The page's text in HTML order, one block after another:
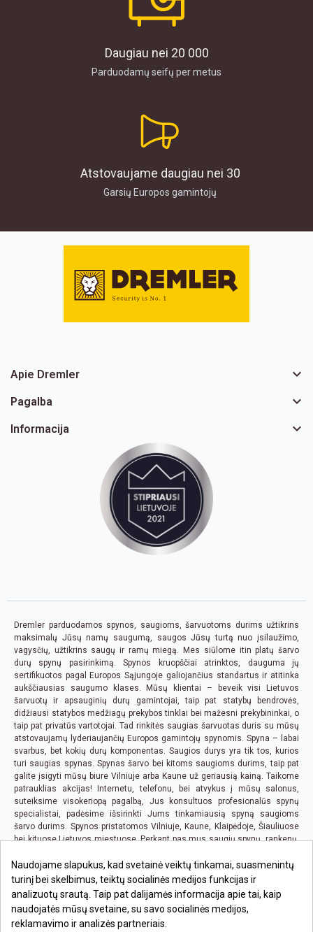
Daugiau nei 20 000
Parduodamų seifų per metus
Atstovaujame daugiau nei 30
Garsių Europos gamintojų
Apie Dremler 
Pagalba 
Informacija 
Dremler parduodamos spynos, saugioms, šarvuotoms durims užtikrins
maksimalų Jūsų namų saugumą, saugos Jūsų turtą nuo įsilaužimo,
vagysčių, užtikrins saugų ir ramų miegą. Mes siūlome itin platų šarvo
durų spynų pasirinkimą. Spynos kruopščiai atrinktos, dauguma jų
sertifikuotos pagal Europos Sąjungoje galiojančius standartus ir atitinka
aukščiausias saugumo klases. Mūsų klientai – beveik visi Lietuvos
šarvuotų ir apsauginių durų gamintojai, taip pat statybų bendrovės,
didžiausi statybos medžiagų prekybos tinklai bei mažesni prekybininkai, o
taip pat privatūs vartotojai. Tad rinkitės saugias šarvuotas duris su mūsų
atstovaujamų lyderiaujančių Europos gamintojų spynomis. Spyna – labai
svarbus, bet kokių durų komponentas. Saugios durys yra tik tos, kurios
turi saugias spynas. Spynas šarvo bei kitoms saugioms durims, taip pat
galite įsigyti mūsų biure Vilniuje arba Kaune už geriausią kainą. Taikome
patrauklias akcijas! Internetu, telefonu, bei atvykus į mūsų salonus,
suteiksime visokeriopą pagalbą, Jus konsultuos profesionalūs spynų
specialistai, padėsime išsirinkti Jums tinkamiausią spyną saugioms
šarvo durims. Spynos pristatomos Vilniuje, Kaune, Klaipėdoje, Šiauliuose
bei kituose Lietuvos miestuose. Perkant pas mus saugių spynų, rankenų,
Jūsų būsto ar biuro yra nemokamas visoje Lietuvoje.
Naudojame slapukus, kad svetainė veiktų tinkamai, suasmenintų
turinį bei skelbimus, teiktų socialinės medijos funkcijas ir
analizuotų srautą. Taip pat dalijamės informacija apie tai, kaip
naudojatės mūsų svetaine, su savo socialinės medijos,
reklamavimo ir analizės partneriais.